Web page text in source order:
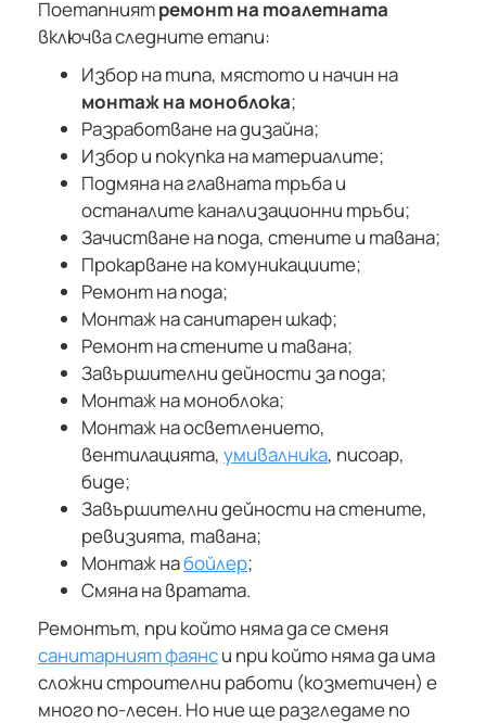
Поетапниятремонт на тоалетната
включва следните етапи:
Избор на типа, мястото и начин на
монтаж на моноблока;
Разработване на дизайна;
Избор и покупка на материалите;
Подмяна на главната тръба и
останалите канализационни тръби;
Зачистване на пода, стените и тавана;
Прокарване на комуникациите;
Ремонт на пода;
Монтаж на санитарен шкаф;
Ремонт на стените и тавана;
Завършителни дейности за пода;
Монтаж на моноблока;
Монтаж на осветлението,
вентилацията, умивалника, писоар,
биде;
Завършителни дейности на стените,
ревизията, тавана;
Монтаж набойлер;
Смяна на вратата.
Ремонтът, при който няма да се сменя
санитарният фаянси при който няма да има
сложни строителни работи (козметичен) е
много по-лесен. Но ние ще разгледаме по